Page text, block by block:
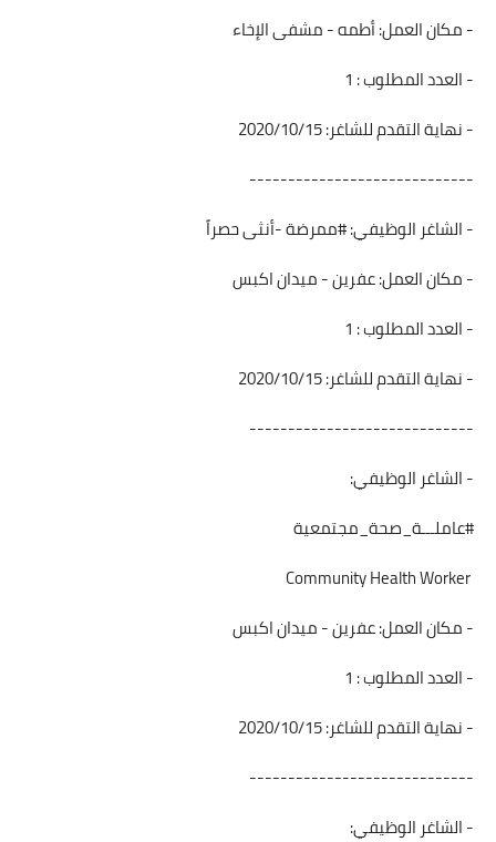
- مكان العمل: أطمه - مشفى الإخاء
- العدد المطلوب : 1
- نهاية التقدم للشاغر: 2020/10/15
-----------------------------
- الشاغر الوظيفي: #ممرضة -أنثى حصراً
- مكان العمل: عفرين - ميدان اكبس
- العدد المطلوب : 1
- نهاية التقدم للشاغر: 2020/10/15
-----------------------------
- الشاغر الوظيفي:
#عاملـــة_صحة_مجتمعية
- مكان العمل: عفرين - ميدان اكبس
- العدد المطلوب : 1
- نهاية التقدم للشاغر: 2020/10/15
-----------------------------
- الشاغر الوظيفي: